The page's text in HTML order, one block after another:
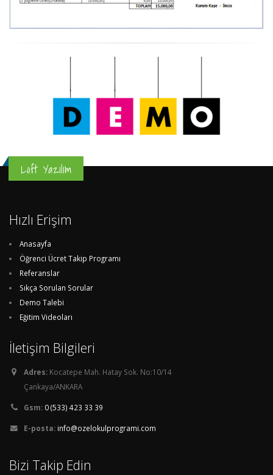
Loft Yazılım
Hızlı Erişim
Anasayfa
Öğrenci Ücret Takip Programı
Referanslar
Sıkça Sorulan Sorular
Demo Talebi
Eğitim Videoları
İletişim Bilgileri
Adres: Kocatepe Mah. Hatay Sok. No:10/14
Çankaya/ANKARA
Gsm: 0 (533) 423 33 39
E-posta: info@ozelokulprogrami.com
Bizi Takip Edin